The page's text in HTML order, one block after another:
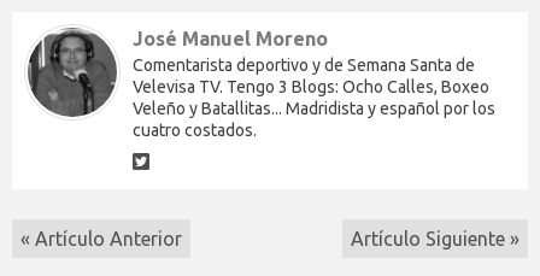
José Manuel Moreno
Comentarista deportivo y de Semana Santa de
Velevisa TV. Tengo 3 Blogs: Ocho Calles, Boxeo
Veleño y Batallitas... Madridista y español por los
cuatro costados.
« Artículo Anterior Artículo Siguiente »